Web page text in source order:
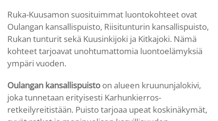
Ruka-Kuusamon suosituimmat luontokohteet ovat
Oulangan kansallispuisto, Riisitunturin kansallispuisto,
Rukan tunturit sekä Kuusinkijoki ja Kitkajoki. Nämä
kohteet tarjoavat unohtumattomia luontoelämyksiä
ympäri vuoden.
Oulangan kansallispuisto on alueen kruununjalokivi,
joka tunnetaan erityisesti Karhunkierros-
retkeilyreitistään. Puisto tarjoaa upeat koskinäkymät,